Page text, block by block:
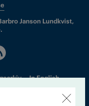
Janson Lundkvist,
In English